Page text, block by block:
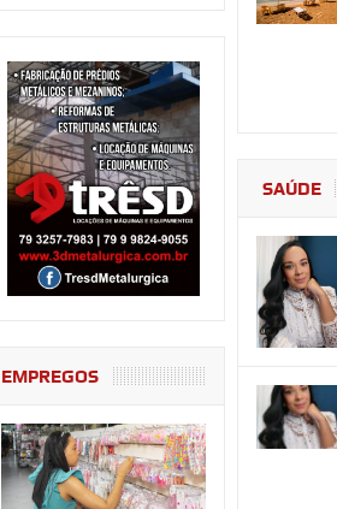
EMPREGOS
SAÚDE